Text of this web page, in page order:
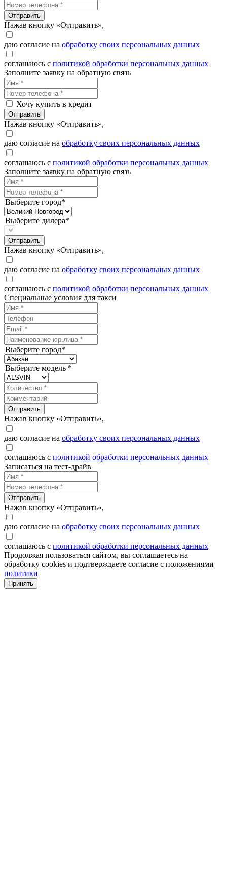
Отправить
Нажав кнопку «Отправить»,
даю согласие на обработку своих персональных данных
соглашаюсь с политикой обработки персональных данных
Заполните заявку на обратную связь
Хочу купить в кредит
Отправить
Нажав кнопку «Отправить»,
даю согласие на обработку своих персональных данных
соглашаюсь с политикой обработки персональных данных
Заполните заявку на обратную связь
Выберите город*
Выберите дилера*
Отправить
Нажав кнопку «Отправить»,
даю согласие на обработку своих персональных данных
соглашаюсь с политикой обработки персональных данных
Специальные условия для такси
Выберите город*
Выберите модель *
Отправить
Нажав кнопку «Отправить»,
даю согласие на обработку своих персональных данных
соглашаюсь с политикой обработки персональных данных
Записаться на тест-драйв
Отправить
Нажав кнопку «Отправить»,
даю согласие на обработку своих персональных данных
соглашаюсь с политикой обработки персональных данных
Продолжая пользоваться сайтом, вы соглашаетесь на
обработку cookies и подтверждаете согласие с положениями
политики
Принять